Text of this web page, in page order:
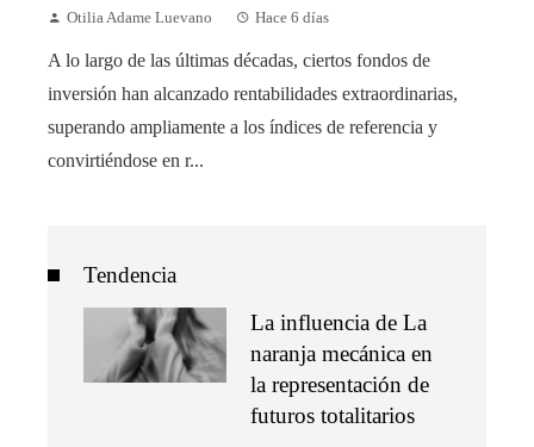
Otilia Adame Luevano Hace 6 días
A lo largo de las últimas décadas, ciertos fondos de
inversión han alcanzado rentabilidades extraordinarias,
superando ampliamente a los índices de referencia y
convirtiéndose en r...
Tendencia
La influencia de La
naranja mecánica en
la representación de
futuros totalitarios